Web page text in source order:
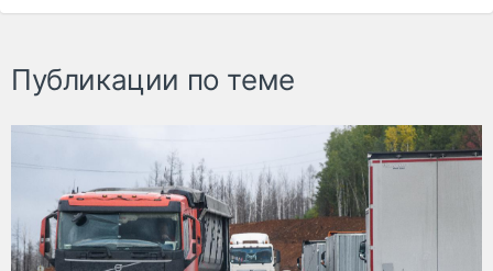
Публикации по теме